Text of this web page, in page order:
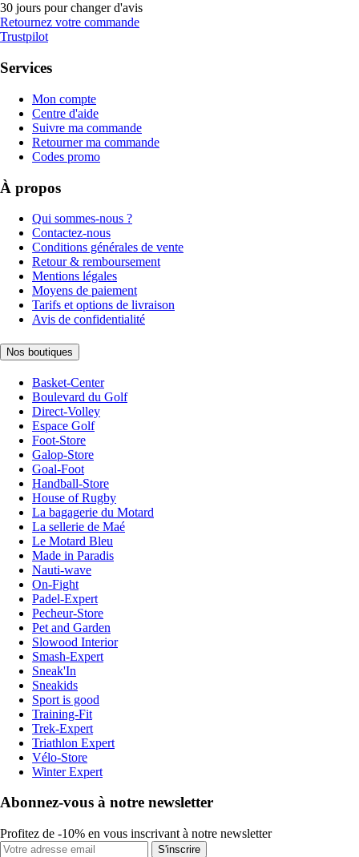
30 jours pour changer d'avis
Retournez votre commande
Trustpilot
Services
Mon compte
Centre d'aide
Suivre ma commande
Retourner ma commande
Codes promo
À propos
Qui sommes-nous ?
Contactez-nous
Conditions générales de vente
Retour & remboursement
Mentions légales
Moyens de paiement
Tarifs et options de livraison
Avis de confidentialité
Nos boutiques
Basket-Center
Boulevard du Golf
Direct-Volley
Espace Golf
Foot-Store
Galop-Store
Goal-Foot
Handball-Store
House of Rugby
La bagagerie du Motard
La sellerie de Maé
Le Motard Bleu
Made in Paradis
Nauti-wave
On-Fight
Padel-Expert
Pecheur-Store
Pet and Garden
Slowood Interior
Smash-Expert
Sneak'In
Sneakids
Sport is good
Training-Fit
Trek-Expert
Triathlon Expert
Vélo-Store
Winter Expert
Abonnez-vous à notre newsletter
Profitez de -10% en vous inscrivant à notre newsletter
S'inscrire